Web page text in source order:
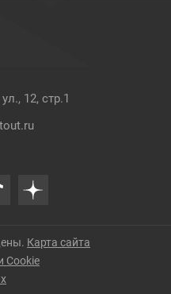
12, стр.1
Карта сайта
Cookie